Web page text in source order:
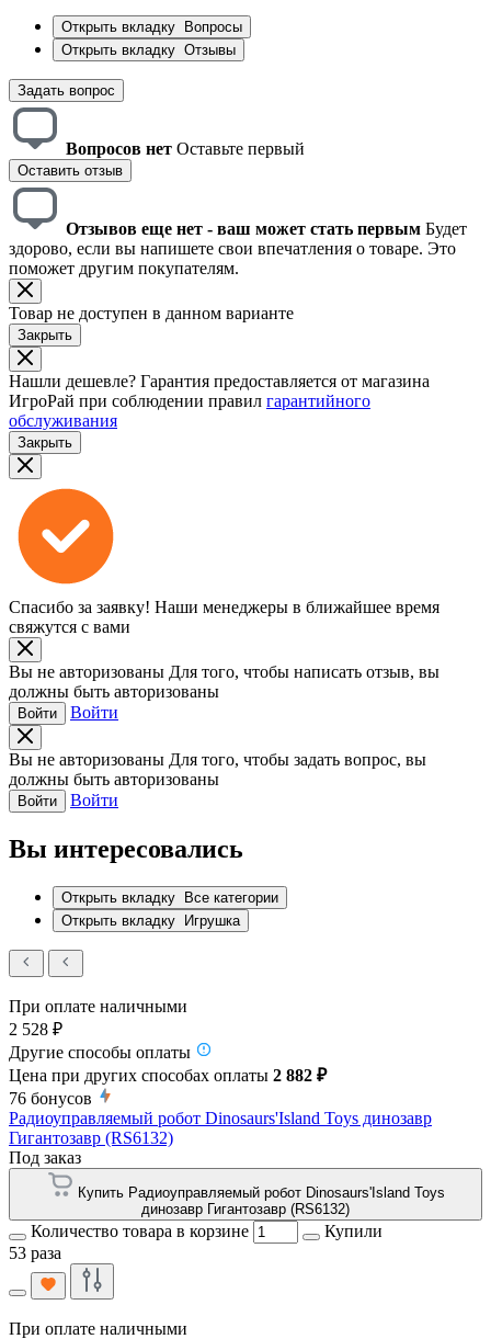
Открыть вкладку
Вопросы
Открыть вкладку Отзывы
Задать вопрос
Вопросов нет Оставьте первый
Оставить отзыв
Отзывов еще нет - ваш может стать первым Будет
здорово, если вы напишете свои впечатления о товаре. Это
поможет другим покупателям.
Товар не доступен в данном варианте
Закрыть
Нашли дешевле? Гарантия предоставляется от магазина
ИгроРай при соблюдении правил гарантийного
обслуживания
Закрыть
Спасибо за заявку! Наши менеджеры в ближайшее время
свяжутся с вами
Вы не авторизованы Для того, чтобы написать отзыв, вы
должны быть авторизованы
Войти Войти
Вы не авторизованы Для того, чтобы задать вопрос, вы
должны быть авторизованы
Войти Войти
Вы интересовались
Открыть вкладку Все категории
Открыть вкладку Игрушка
При оплате наличными
2 528 ₽
Другие способы оплаты
Цена при других способах оплаты 2 882 ₽
76 бонусов
Радиоуправляемый робот Dinosaurs'Island Toys динозавр
Гигантозавр (RS6132)
Под заказ
Купить Радиоуправляемый робот Dinosaurs'Island Toys
динозавр Гигантозавр (RS6132)
Количество товара в корзине
Купили
53 раза
При оплате наличными